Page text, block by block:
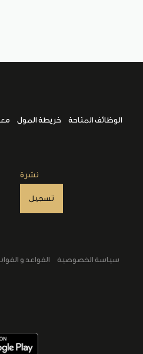
خريطة المول
الوظائف المتاحة
نشرة
تسجيل
القواعد و
سياسة الخصوصية